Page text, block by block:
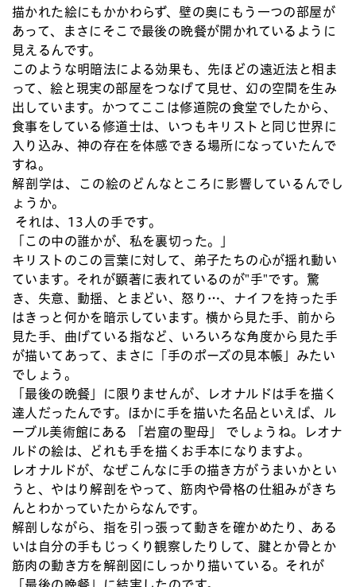
描かれた絵にもかかわらず、壁の奥にもう一つの部屋が
あって、まさにそこで最後の晩餐が開かれているように
見えるんです。
このような明暗法による効果も、先ほどの遠近法と相ま
って、絵と現実の部屋をつなげて見せ、幻の空間を生み
出しています。かつてここは修道院の食堂でしたから、
食事をしている修道士は、いつもキリストと同じ世界に
入り込み、神の存在を体感できる場所になっていたんで
すね。
解剖学は、この絵のどんなところに影響しているんでし
ょうか。
それは、13人の手です。
「この中の誰かが、私を裏切った。」
キリストのこの言葉に対して、弟子たちの心が揺れ動い
ています。それが顕著に表れているのが"手"です。驚
き、失意、動揺、とまどい、怒り…、ナイフを持った手
はきっと何かを暗示しています。横から見た手、前から
見た手、曲げている指など、いろいろな角度から見た手
が描いてあって、まさに「手のポーズの見本帳」みたい
でしょう。
「最後の晩餐」に限りませんが、レオナルドは手を描く
達人だったんです。ほかに手を描いた名品といえば、ル
ーブル美術館にある 「岩窟の聖母」 でしょうね。レオナ
ルドの絵は、どれも手を描くお手本になりますよ。
レオナルドが、なぜこんなに手の描き方がうまいかとい
うと、やはり解剖をやって、筋肉や骨格の仕組みがきち
んとわかっていたからなんです。
解剖しながら、指を引っ張って動きを確かめたり、ある
いは自分の手もじっくり観察したりして、腱とか骨とか
筋肉の動き方を解剖図にしっかり描いている。それが
「最後の晩餐」に結実したのです。